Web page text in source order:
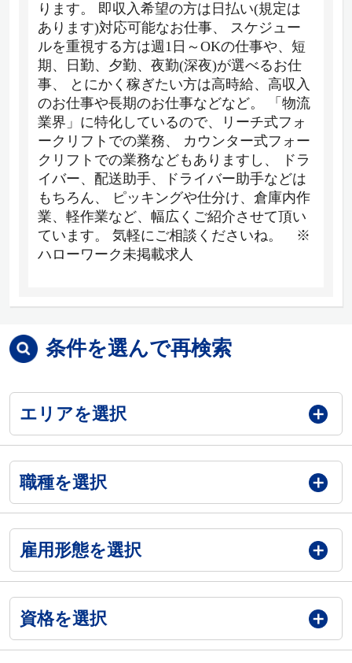
ります。 即収入希望の方は日払い(規定は
あります)対応可能なお仕事、 スケジュー
ルを重視する方は週1日～OKの仕事や、短
期、日勤、夕勤、夜勤(深夜)が選べるお仕
事、 とにかく稼ぎたい方は高時給、高収入
のお仕事や長期のお仕事などなど。 「物流
業界」に特化しているので、リーチ式フォ
ークリフトでの業務、 カウンター式フォー
クリフトでの業務などもありますし、 ドラ
イバー、配送助手、ドライバー助手などは
もちろん、 ピッキングや仕分け、倉庫内作
業、軽作業など、幅広くご紹介させて頂い
ています。 気軽にご相談くださいね。 ※
ハローワーク未掲載求人
条件を選んで再検索
エリアを選択
職種を選択
雇用形態を選択
資格を選択